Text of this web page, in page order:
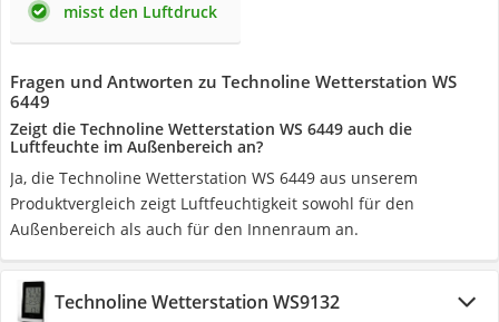
misst den Luftdruck
Fragen und Antworten zu Technoline Wetterstation WS
6449
Zeigt die Technoline Wetterstation WS 6449 auch die
Luftfeuchte im Außenbereich an?
Ja, die Technoline Wetterstation WS 6449 aus unserem
Produktvergleich zeigt Luftfeuchtigkeit sowohl für den
Außenbereich als auch für den Innenraum an.
Technoline Wetterstation WS9132